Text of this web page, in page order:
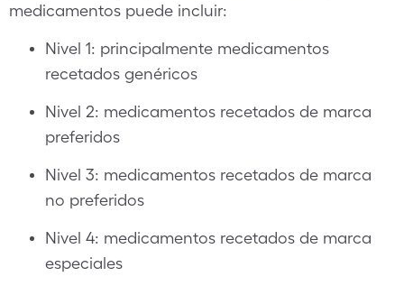
medicamentos puede incluir:
Nivel 1: principalmente medicamentos
recetados genéricos
Nivel 2: medicamentos recetados de marca
preferidos
Nivel 3: medicamentos recetados de marca
no preferidos
Nivel 4: medicamentos recetados de marca
especiales